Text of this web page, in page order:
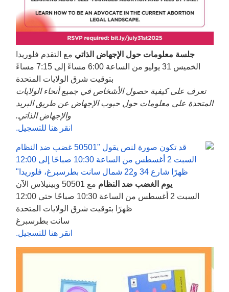
جلسة معلومات حول الإجهاض الذاتي مع التقدم فلوريدا
الخميس 31 يوليو من الساعة 6:00 مساءً إلى 7:15 مساءً
بتوقيت شرق الولايات المتحدة
تعرف على كيفية حصول الأشخاص في جميع أنحاء الولايات
المتحدة على معلومات حول حبوب الإجهاض عن طريق البريد
والإجهاض الذاتي.
انقر هنا للتسجيل.
يوم الغضب ضد النظام مع 50501 وبينيلاس الآن
السبت 2 أغسطس من الساعة 10:30 صباحًا حتى 12:00
ظهرًا بتوقيت شرق الولايات المتحدة
سانت بطرسبرغ
انقر هنا للتسجيل.